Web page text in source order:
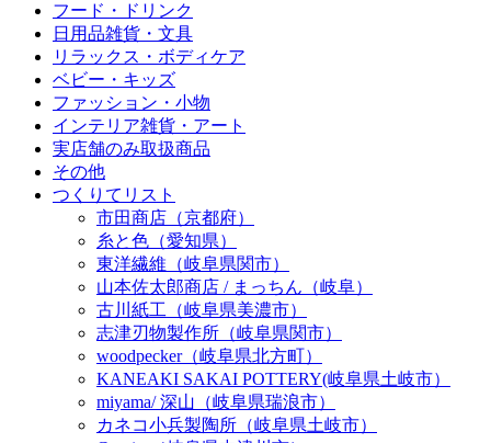
フード・ドリンク
日用品雑貨・文具
リラックス・ボディケア
ベビー・キッズ
ファッション・小物
インテリア雑貨・アート
実店舗のみ取扱商品
その他
つくりてリスト
市田商店（京都府）
糸と色（愛知県）
東洋繊維（岐阜県関市）
山本佐太郎商店 / まっちん（岐阜）
古川紙工（岐阜県美濃市）
志津刃物製作所（岐阜県関市）
woodpecker（岐阜県北方町）
KANEAKI SAKAI POTTERY(岐阜県土岐市）
miyama/ 深山（岐阜県瑞浪市）
カネコ小兵製陶所（岐阜県土岐市）